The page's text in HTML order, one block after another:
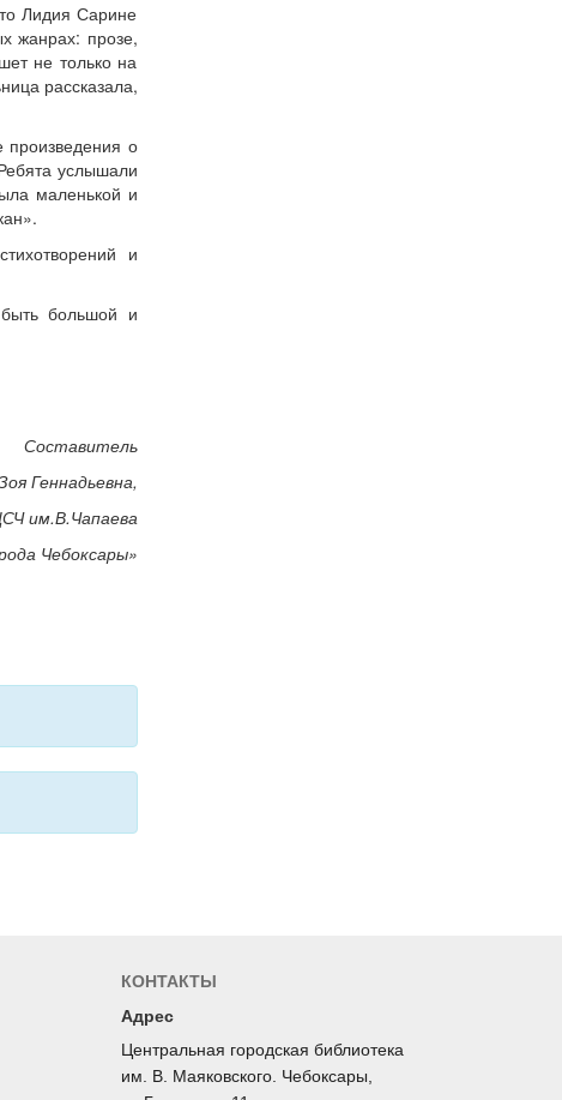
Лидия Сарине
жанрах: прозе,
не только на
рассказала,
о
услышали
маленькой и
и
большой и
Составитель
Геннадьевна,
им.В.Чапаева
Чебоксары»
КОНТАКТЫ
Адрес
Центральная городская библиотека
им. В. Маяковского. Чебоксары,